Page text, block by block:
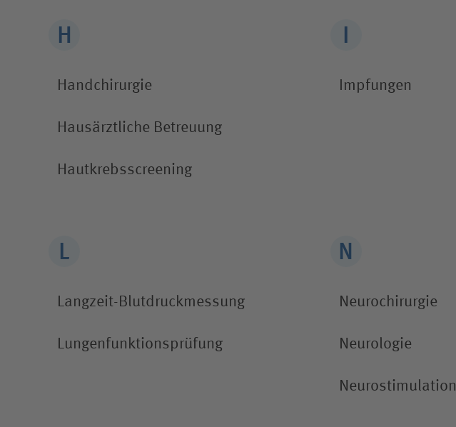
Handchirurgie
Hausärztliche Betreuung
Hautkrebs­screening
Impfungen
Langzeit-Blutdruck­messung
Lungen­funktions­prüfung
Neurochirurgie
Neurologie
Neurostimulation